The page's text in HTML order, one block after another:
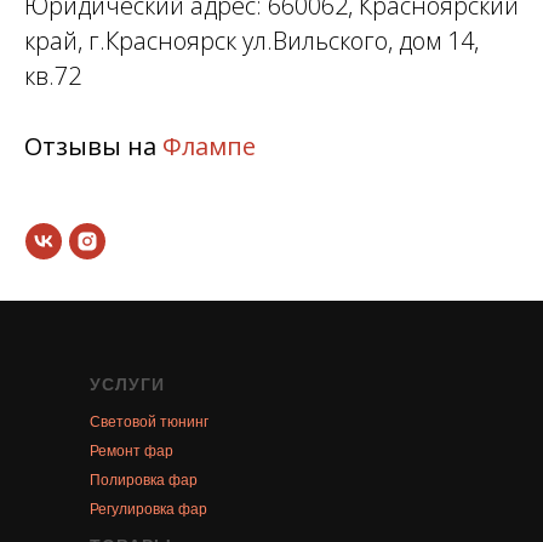
край, г.Красноярск ул.Вильского, дом 14,
кв.72
Отзывы на Флампе
УСЛУГИ
Световой тюнинг
Ремонт фар
Полировка фар
Регулировка фар